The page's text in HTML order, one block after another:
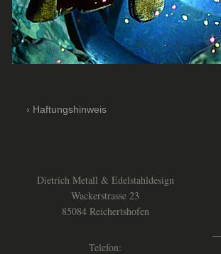
Haftungshinweis
Dietrich Metall & Edelstahldesign
Wackerstrasse 23
85084 Reichertshofen
Telefon: